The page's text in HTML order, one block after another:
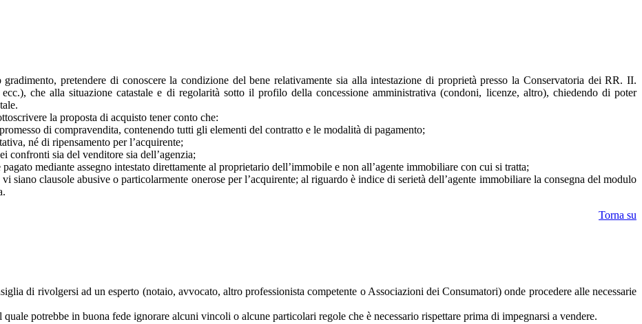
pretendere di conoscere la condizione del bene relativamente sia alla intestazione di proprietà presso la Conservatoria dei RR. II.
che alla situazione catastale e di regolarità sotto il profilo della concessione amministrativa (condoni, licenze, altro), chiedendo di poter
la proposta di acquisto tener conto che:
di compravendita, contenendo tutti gli elementi del contratto e le modalità di pagamento;
né di ripensamento per l’acquirente;
confronti sia del venditore sia dell’agenzia;
mediante assegno intestato direttamente al proprietario dell’immobile e non all’agente immobiliare con cui si tratta;
siano clausole abusive o particolarmente onerose per l’acquirente; al riguardo è indice di serietà dell’agente immobiliare la consegna del modulo
Torna su
di rivolgersi ad un esperto (notaio, avvocato, altro professionista competente o Associazioni dei Consumatori) onde procedere alle necessarie
potrebbe in buona fede ignorare alcuni vincoli o alcune particolari regole che è necessario rispettare prima di impegnarsi a vendere.